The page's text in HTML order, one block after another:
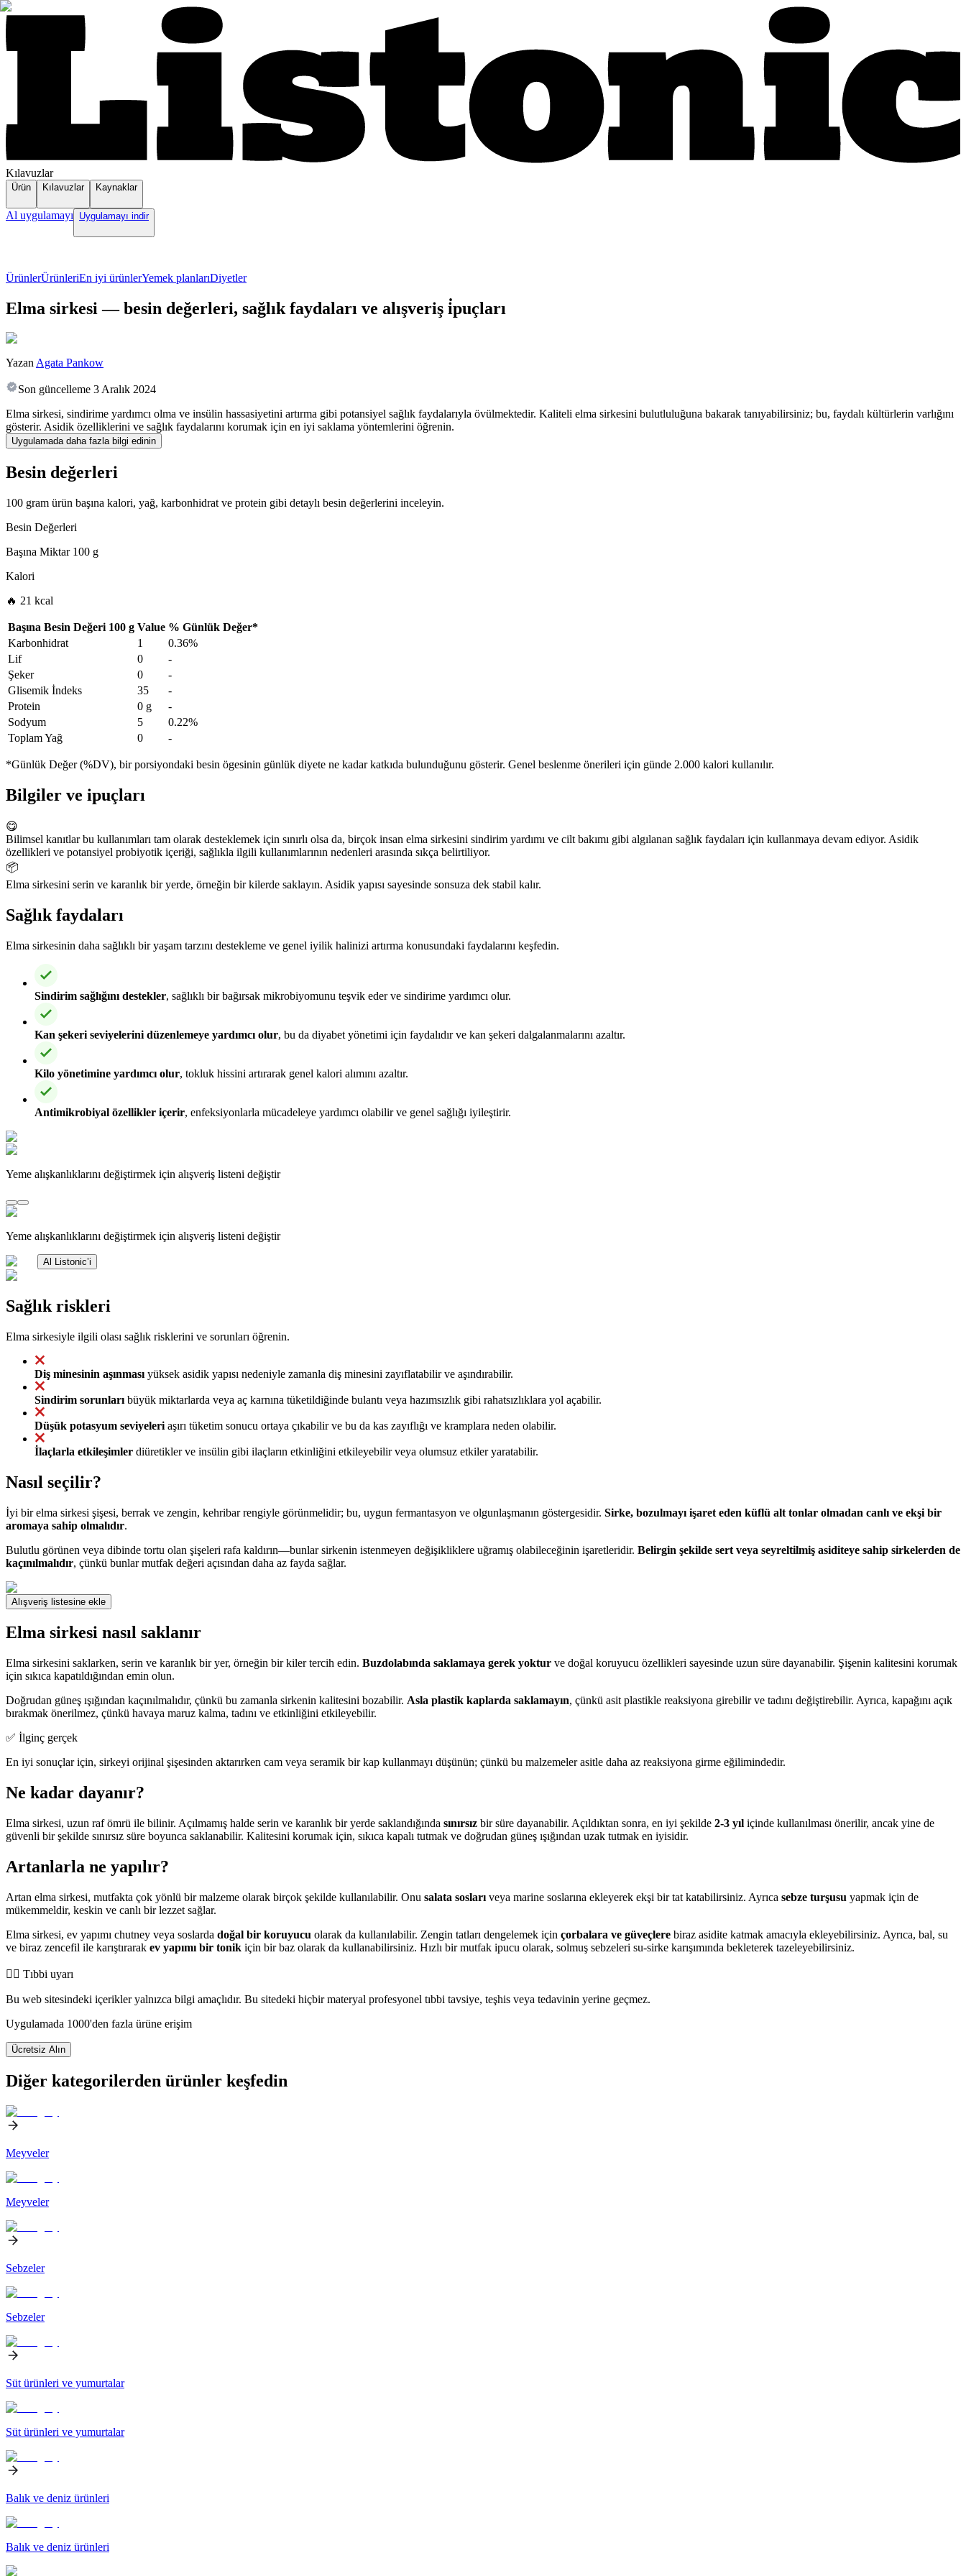
Kılavuzlar
Ürün Kılavuzlar Kaynaklar
Al uygulamayı Uygulamayı indir
ÜrünlerÜrünleriEn iyi ürünlerYemek planlarıDiyetler
Elma sirkesi — besin değerleri, sağlık faydaları ve alışveriş i̇puçları
YazanAgata Pankow
Son güncelleme 3 Aralık 2024
Elma sirkesi, sindirime yardımcı olma ve insülin hassasiyetini artırma gibi potansiyel sağlık faydalarıyla övülmektedir. Kaliteli elma sirkesini bulutluluğuna bakarak tanıyabilirsiniz; bu, faydalı kültürlerin varlığını
gösterir. Asidik özelliklerini ve sağlık faydalarını korumak için en iyi saklama yöntemlerini öğrenin.
Uygulamada daha fazla bilgi edinin
Besin değerleri
100 gram ürün başına kalori, yağ, karbonhidrat ve protein gibi detaylı besin değerlerini inceleyin.
Besin Değerleri
Başına Miktar100 g
Kalori
🔥 21 kcal
Başına Besin Değeri 100 g Value % Günlük Değer*
Karbonhidrat
1
0.36%
Lif
0
-
Şeker
0
-
Glisemik İndeks
35
-
Protein
0 g
-
Sodyum
5
0.22%
Toplam Yağ
0 -
*Günlük Değer (%DV), bir porsiyondaki besin ögesinin günlük diyete ne kadar katkıda bulunduğunu gösterir. Genel beslenme önerileri için günde 2.000 kalori kullanılır.
Bilgiler ve ipuçları
😋
Bilimsel kanıtlar bu kullanımları tam olarak desteklemek için sınırlı olsa da, birçok insan elma sirkesini sindirim yardımı ve cilt bakımı gibi algılanan sağlık faydaları için kullanmaya devam ediyor. Asidik
özellikleri ve potansiyel probiyotik içeriği, sağlıkla ilgili kullanımlarının nedenleri arasında sıkça belirtiliyor.
📦
Elma sirkesini serin ve karanlık bir yerde, örneğin bir kilerde saklayın. Asidik yapısı sayesinde sonsuza dek stabil kalır.
Sağlık faydaları
Elma sirkesinin daha sağlıklı bir yaşam tarzını destekleme ve genel iyilik halinizi artırma konusundaki faydalarını keşfedin.
Sindirim sağlığını destekler, sağlıklı bir bağırsak mikrobiyomunu teşvik eder ve sindirime yardımcı olur.
Kan şekeri seviyelerini düzenlemeye yardımcı olur, bu da diyabet yönetimi için faydalıdır ve kan şekeri dalgalanmalarını azaltır.
Kilo yönetimine yardımcı olur, tokluk hissini artırarak genel kalori alımını azaltır.
Antimikrobiyal özellikler içerir, enfeksiyonlarla mücadeleye yardımcı olabilir ve genel sağlığı iyileştirir.
Yeme alışkanlıklarını değiştirmek için alışveriş listeni değiştir
Yeme alışkanlıklarını değiştirmek için alışveriş listeni değiştir
Al Listonic’i
Sağlık riskleri
Elma sirkesiyle ilgili olası sağlık risklerini ve sorunları öğrenin.
Diş minesinin aşınması yüksek asidik yapısı nedeniyle zamanla diş minesini zayıflatabilir ve aşındırabilir.
Sindirim sorunları büyük miktarlarda veya aç karnına tüketildiğinde bulantı veya hazımsızlık gibi rahatsızlıklara yol açabilir.
Düşük potasyum seviyeleri aşırı tüketim sonucu ortaya çıkabilir ve bu da kas zayıflığı ve kramplara neden olabilir.
İlaçlarla etkileşimler diüretikler ve insülin gibi ilaçların etkinliğini etkileyebilir veya olumsuz etkiler yaratabilir.
Nasıl seçilir?
İyi bir elma sirkesi şişesi, berrak ve zengin, kehribar rengiyle görünmelidir; bu, uygun fermantasyon ve olgunlaşmanın göstergesidir. Sirke, bozulmayı işaret eden küflü alt tonlar olmadan canlı ve ekşi bir
aromaya sahip olmalıdır.
Bulutlu görünen veya dibinde tortu olan şişeleri rafa kaldırın—bunlar sirkenin istenmeyen değişikliklere uğramış olabileceğinin işaretleridir. Belirgin şekilde sert veya seyreltilmiş asiditeye sahip sirkelerden de
kaçınılmalıdır, çünkü bunlar mutfak değeri açısından daha az fayda sağlar.
Alışveriş listesine ekle
Elma sirkesi nasıl saklanır
Elma sirkesini saklarken, serin ve karanlık bir yer, örneğin bir kiler tercih edin. Buzdolabında saklamaya gerek yoktur ve doğal koruyucu özellikleri sayesinde uzun süre dayanabilir. Şişenin kalitesini korumak
için sıkıca kapatıldığından emin olun.
Doğrudan güneş ışığından kaçınılmalıdır, çünkü bu zamanla sirkenin kalitesini bozabilir. Asla plastik kaplarda saklamayın, çünkü asit plastikle reaksiyona girebilir ve tadını değiştirebilir. Ayrıca, kapağını açık
bırakmak önerilmez, çünkü havaya maruz kalma, tadını ve etkinliğini etkileyebilir.
✅ İlginç gerçek
En iyi sonuçlar için, sirkeyi orijinal şişesinden aktarırken cam veya seramik bir kap kullanmayı düşünün; çünkü bu malzemeler asitle daha az reaksiyona girme eğilimindedir.
Ne kadar dayanır?
Elma sirkesi, uzun raf ömrü ile bilinir. Açılmamış halde serin ve karanlık bir yerde saklandığında sınırsız bir süre dayanabilir. Açıldıktan sonra, en iyi şekilde 2-3 yıl içinde kullanılması önerilir, ancak yine de
güvenli bir şekilde sınırsız süre boyunca saklanabilir. Kalitesini korumak için, sıkıca kapalı tutmak ve doğrudan güneş ışığından uzak tutmak en iyisidir.
Artanlarla ne yapılır?
Artan elma sirkesi, mutfakta çok yönlü bir malzeme olarak birçok şekilde kullanılabilir. Onu salata sosları veya marine soslarına ekleyerek ekşi bir tat katabilirsiniz. Ayrıca sebze turşusu yapmak için de
mükemmeldir, keskin ve canlı bir lezzet sağlar.
Elma sirkesi, ev yapımı chutney veya soslarda doğal bir koruyucu olarak da kullanılabilir. Zengin tatları dengelemek için çorbalara ve güveçlere biraz asidite katmak amacıyla ekleyebilirsiniz. Ayrıca, bal, su
ve biraz zencefil ile karıştırarak ev yapımı bir tonik için bir baz olarak da kullanabilirsiniz. Hızlı bir mutfak ipucu olarak, solmuş sebzeleri su-sirke karışımında bekleterek tazeleyebilirsiniz.
👨‍⚕️️ Tıbbi uyarı
Bu web sitesindeki içerikler yalnızca bilgi amaçlıdır. Bu sitedeki hiçbir materyal profesyonel tıbbi tavsiye, teşhis veya tedavinin yerine geçmez.
Uygulamada 1000'den fazla ürüne erişim
Ücretsiz Alın
Diğer kategorilerden ürünler keşfedin
Meyveler
Meyveler
Sebzeler
Sebzeler
Süt ürünleri ve yumurtalar
Süt ürünleri ve yumurtalar
Balık ve deniz ürünleri
Balık ve deniz ürünleri